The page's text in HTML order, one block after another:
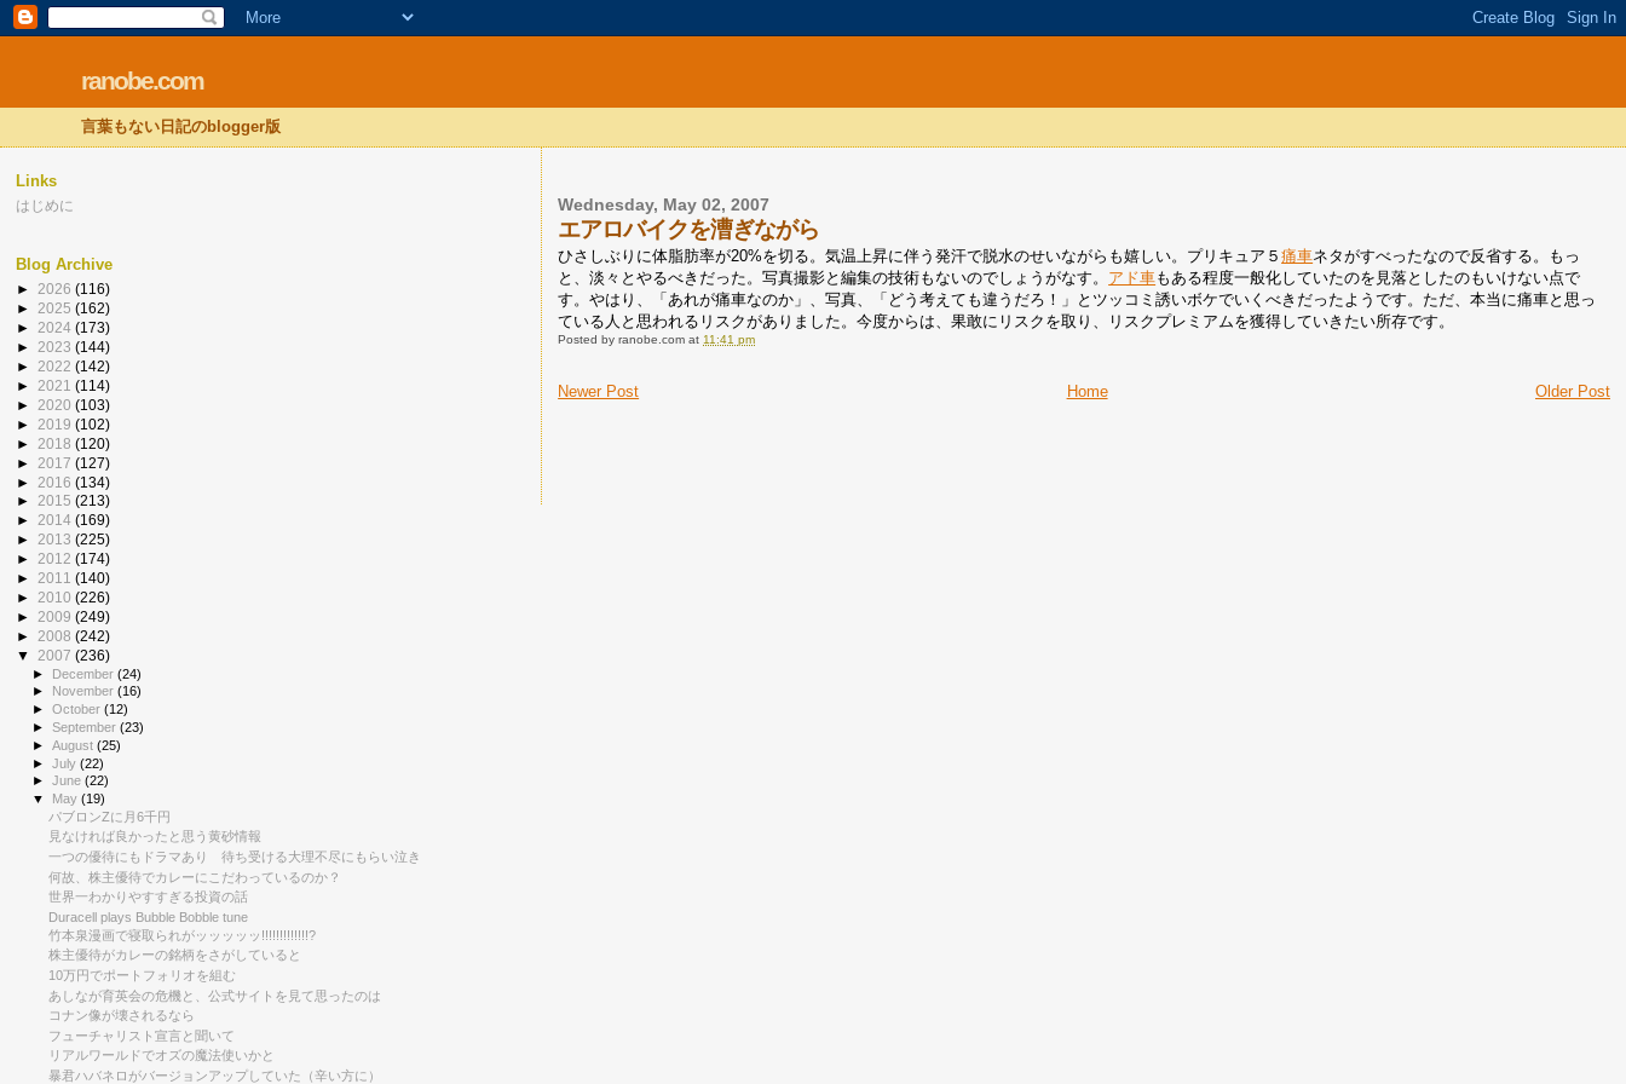
ranobe.com
言葉もない日記のblogger版
Wednesday, May 02, 2007
エアロバイクを漕ぎながら
ひさしぶりに体脂肪率が20%を切る。気温上昇に伴う発汗で脱水のせいながらも嬉しい。プリキュア５痛車ネタがすべったなので反省する。もっ
と、淡々とやるべきだった。写真撮影と編集の技術もないのでしょうがなす。 アド車もある程度一般化していたのを見落としたのもいけない点で
す。やはり、「あれが痛車なのか」、写真、「どう考えても違うだろ！」とツッコミ誘いボケでいくべきだったようです。ただ、本当に痛車と思っ
ている人と思われるリスクがありました。今度からは、果敢にリスクを取り、リスクプレミアムを獲得していきたい所存です。
Posted byranobe.com at 11:41 pm
Newer Post Older Post
Home
Links
はじめに
Blog Archive
► 2026 (116)
► 2025 (162)
► 2024 (173)
► 2023 (144)
► 2022 (142)
► 2021 (114)
► 2020 (103)
► 2019 (102)
► 2018 (120)
► 2017 (127)
► 2016 (134)
► 2015 (213)
► 2014 (169)
► 2013 (225)
► 2012 (174)
► 2011 (140)
► 2010 (226)
► 2009 (249)
► 2008 (242)
▼ 2007 (236)
► December(24)
►
November(16)
►October(12)
►September(23)
►August(25)
►July(22)
►June(22)
▼ May(19)
パブロンZに月6千円
見なければ良かったと思う黄砂情報
一つの優待にもドラマあり 待ち受ける大理不尽にもらい泣き
何故、株主優待でカレーにこだわっているのか？
世界一わかりやすすぎる投資の話
Duracell plays Bubble Bobble tune
竹本泉漫画で寝取られがッッッッッ!!!!!!!!!!!!!?
株主優待がカレーの銘柄をさがしていると
10万円でポートフォリオを組む
あしなが育英会の危機と、公式サイトを見て思ったのは
コナン像が壊されるなら
フューチャリスト宣言と聞いて
リアルワールドでオズの魔法使いかと
暴君ハバネロがバージョンアップしていた（辛い方に）